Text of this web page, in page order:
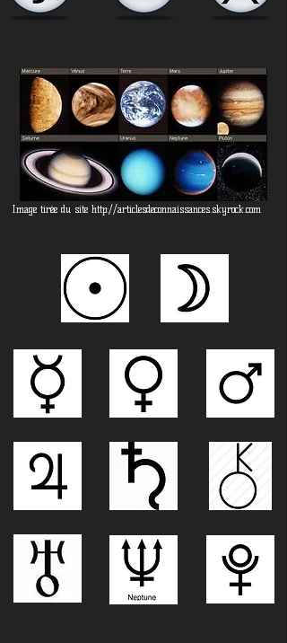
Image tirée du site http://articlesdeconnaissances.skyrock.com